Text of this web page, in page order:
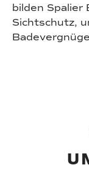
bilden Spalier
Sichtschutz,